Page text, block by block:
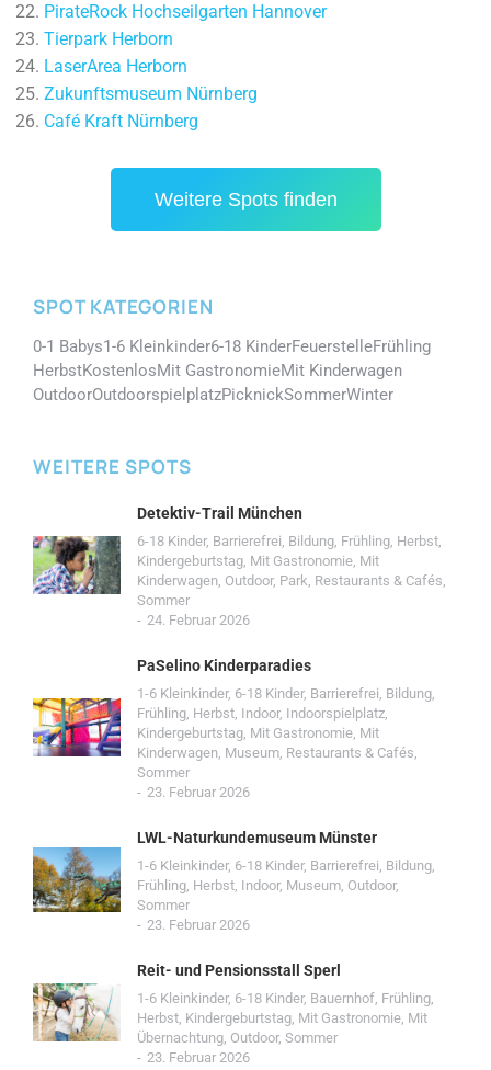
PirateRock Hochseilgarten Hannover
Tierpark Herborn
LaserArea Herborn
Zukunftsmuseum Nürnberg
Café Kraft Nürnberg
Weitere Spots finden
SPOT KATEGORIEN
0-1 Babys1-6 Kleinkinder6-18 KinderFeuerstelleFrühling
HerbstKostenlosMit GastronomieMit Kinderwagen
OutdoorOutdoorspielplatzPicknickSommerWinter
WEITERE SPOTS
Detektiv-Trail München
6-18 Kinder, Barrierefrei, Bildung, Frühling, Herbst,
Kindergeburtstag, Mit Gastronomie, Mit
Kinderwagen, Outdoor, Park, Restaurants & Cafés,
Sommer
24. Februar 2026
PaSelino Kinderparadies
1-6 Kleinkinder, 6-18 Kinder, Barrierefrei, Bildung,
Frühling, Herbst, Indoor, Indoorspielplatz,
Kindergeburtstag, Mit Gastronomie, Mit
Kinderwagen, Museum, Restaurants & Cafés,
Sommer
23. Februar 2026
LWL-Naturkundemuseum Münster
1-6 Kleinkinder, 6-18 Kinder, Barrierefrei, Bildung,
Frühling, Herbst, Indoor, Museum, Outdoor,
Sommer
23. Februar 2026
Reit- und Pensionsstall Sperl
1-6 Kleinkinder, 6-18 Kinder, Bauernhof, Frühling,
Herbst, Kindergeburtstag, Mit Gastronomie, Mit
Übernachtung, Outdoor, Sommer
23. Februar 2026